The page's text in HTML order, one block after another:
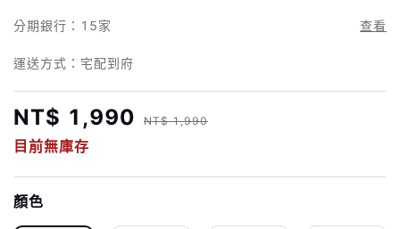
分期銀行： 15家 查看
運送方式：宅配到府
NT$ 1,990 NT$ 1,990
目前無庫存
顏色